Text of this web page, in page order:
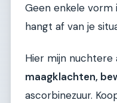
Geen enkele vorm
hangt af van je
Hier mijn nuchtere
maagklachten,
ascorbinezuur.